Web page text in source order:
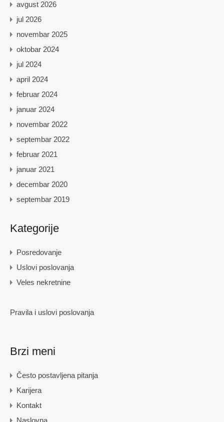
avgust 2026
jul 2026
novembar 2025
oktobar 2024
jul 2024
april 2024
februar 2024
januar 2024
novembar 2022
septembar 2022
februar 2021
januar 2021
decembar 2020
septembar 2019
Kategorije
Posredovanje
Uslovi poslovanja
Veles nekretnine
Pravila i uslovi poslovanja
Brzi meni
Često postavljena pitanja
Karijera
Kontakt
Naslovna